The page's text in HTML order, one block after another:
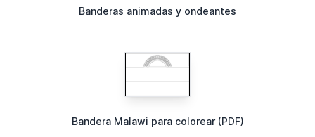
Banderas animadas y ondeantes
Bandera Malawi para colorear (PDF)